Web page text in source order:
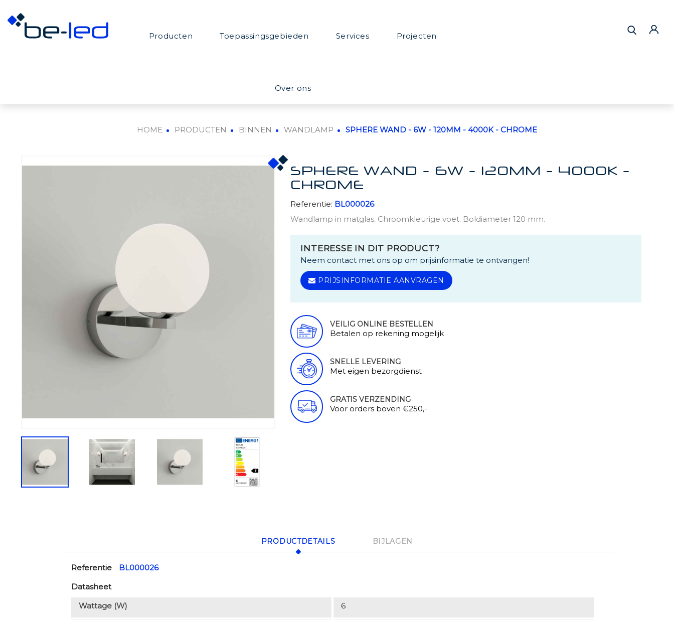
Producten Toepassingsgebieden Services Projecten
Over ons
HOME PRODUCTEN BINNEN WANDLAMP SPHERE WAND - 6W - 120MM - 4000K - CHROME
SPHERE WAND - 6W - 120MM - 4000K -
CHROME
Referentie: BL000026
Wandlamp in matglas. Chroomkleurige voet. Boldiameter 120 mm.
INTERESSE IN DIT PRODUCT?
Neem contact met ons op om prijsinformatie te ontvangen!
PRIJSINFORMATIE AANVRAGEN
VEILIG ONLINE BESTELLEN
Betalen op rekening mogelijk
SNELLE LEVERING
Met eigen bezorgdienst
GRATIS VERZENDING
Voor orders boven €250,-
PRODUCTDETAILS BIJLAGEN
Referentie
BL000026
Datasheet
Wattage (W)
6